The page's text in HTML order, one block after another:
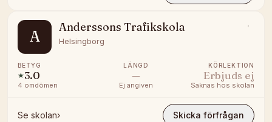
A
Anderssons Trafikskola
Helsingborg
BETYG
★3.0
4 omdömen
LÄNGD
—
Ej angiven
KÖRLEKTION
Erbjuds ej
Saknas hos skolan
Se skolan› Skicka förfrågan